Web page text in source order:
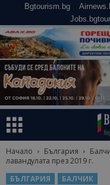
Bgtourism.bg
Начало България
лавандулата през 2019 г.
БЪЛГАРИЯ
БАЛЧИК